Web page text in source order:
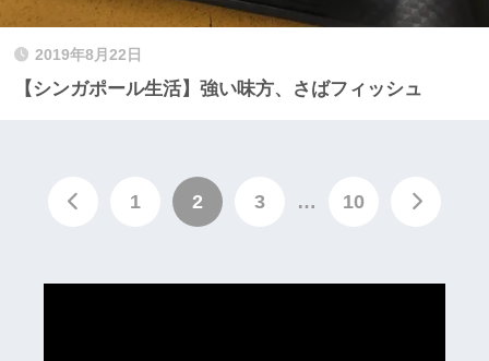
2019年8月22日
【シンガポール生活】強い味方、さばフィッシュ
1 2 3 … 10